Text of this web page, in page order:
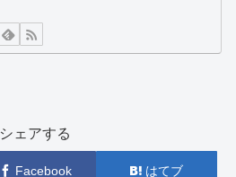
シェアする
Facebook はてブ